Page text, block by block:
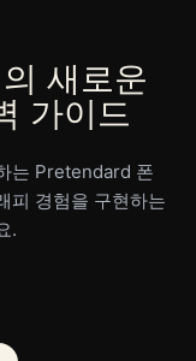
새로운
가이드
는 Pretendard 폰
피 경험을 구현하는
.